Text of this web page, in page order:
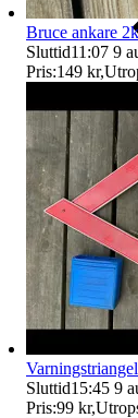
Ersättning
Bruce ankare
Sluttid11:07 9
Pris:149 kr,
Sluttid15:45 9
Pris:99 kr,